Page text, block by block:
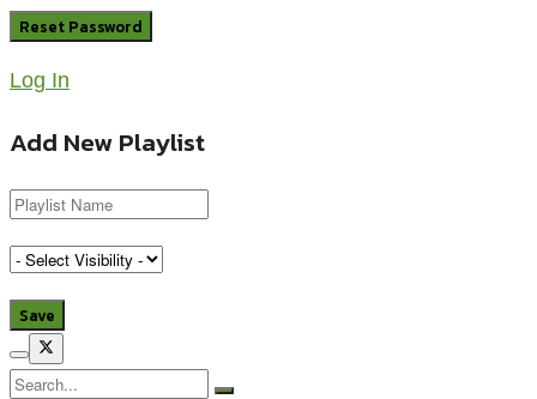
Log In
Add New Playlist